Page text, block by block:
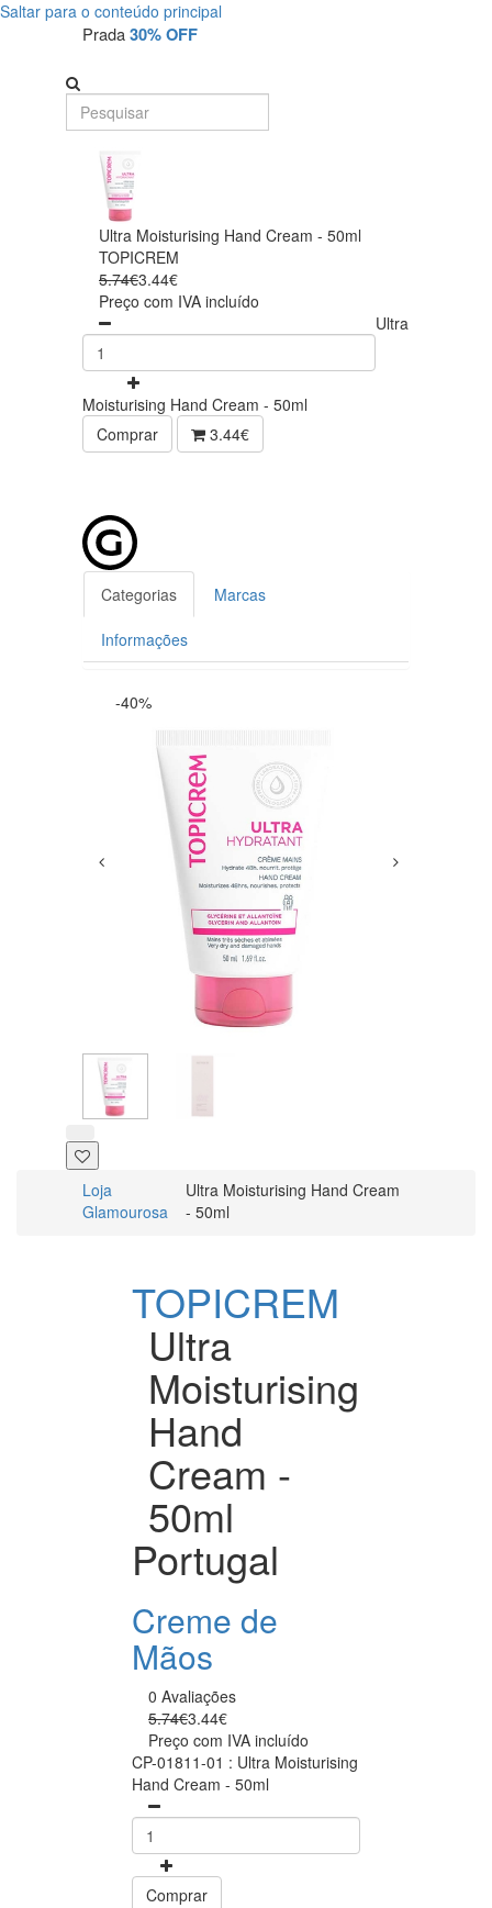
Saltar para o conteúdo principal
Prada30% OFF
Ultra Moisturising Hand Cream - 50ml
TOPICREM
5.74€3.44€
Preço com IVA incluído
Ultra
Moisturising Hand Cream - 50ml
Comprar
3.44€
Categorias Marcas
Informações
-40%
Loja
Glamourosa
Ultra Moisturising Hand Cream
- 50ml
TOPICREM
Ultra
Moisturising
Hand
Cream -
50ml
Portugal
Creme de
Mãos
0 Avaliações
5.74€3.44€
Preço com IVA incluído
CP-01811-01 : Ultra Moisturising
Hand Cream - 50ml
Comprar